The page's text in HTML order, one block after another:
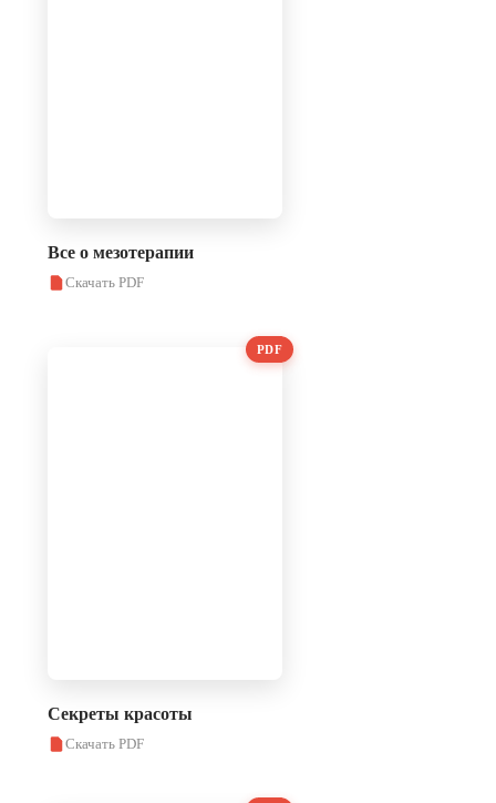
Все о мезотерапии
Скачать PDF
PDF
Секреты красоты
Скачать PDF